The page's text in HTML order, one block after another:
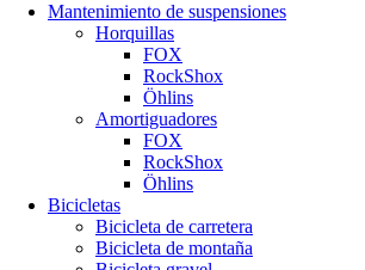
Mantenimiento de suspensiones
Horquillas
FOX
RockShox
Öhlins
Amortiguadores
FOX
RockShox
Öhlins
Bicicletas
Bicicleta de carretera
Bicicleta de montaña